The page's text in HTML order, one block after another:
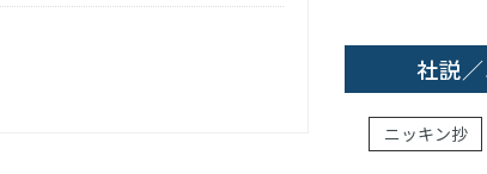
社説
ニッキン抄